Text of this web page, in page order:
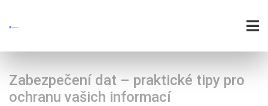
Zabezpečení dat – praktické tipy pro
ochranu vašich informací